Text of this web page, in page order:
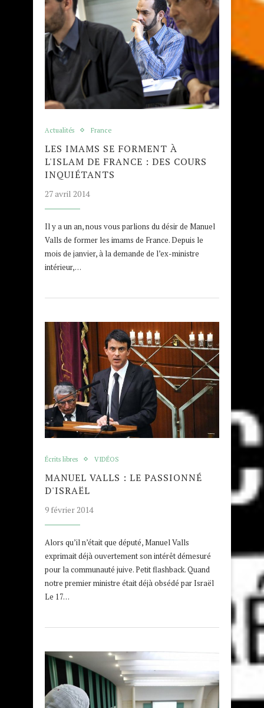
Actualités France
LES IMAMS SE FORMENT À
L'ISLAM DE FRANCE : DES COURS
INQUIÉTANTS
27 avril 2014
Il y a un an, nous vous parlions du désir de Manuel
Valls de former les imams de France. Depuis le
mois de janvier, à la demande de l’ex-ministre
intérieur,…
Écrits libres VIDÉOS
MANUEL VALLS : LE PASSIONNÉ
D'ISRAËL
9 février 2014
Alors qu’il n’était que député, Manuel Valls
exprimait déjà ouvertement son intérêt démesuré
pour la communauté juive. Petit flashback. Quand
notre premier ministre était déjà obsédé par Israël
Le 17…